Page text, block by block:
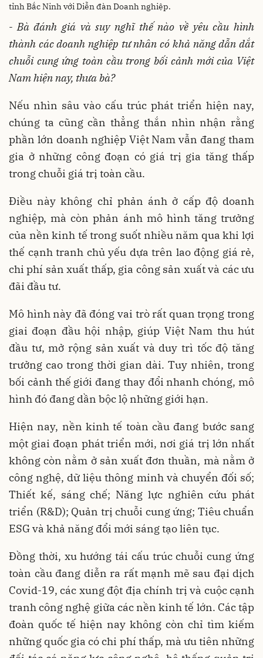
tỉnh Bắc Ninh với Diễn đàn Doanh nghiệp.
- Bàđánh giá vàsuy nghĩ thế nào về yêu cầu hình
thành các doanh nghiệp tư nhân có khả năng dẫn dắt
chuỗi cung ứng toàn cầu trong bối cảnh mới của Việt
Nam hiện nay, thưa bà?
Nếu nhìn sâu vào cấu trúc phát triển hiện nay,
chúng ta cũng cần thẳng thắn nhìn nhận rằng
phần lớn doanh nghiệp Việt Nam vẫn đang tham
gia ở những công đoạn có giá trị gia tăng thấp
trong chuỗi giá trị toàn cầu.
Điều này không chỉ phản ánh ở cấp độ doanh
nghiệp, mà còn phản ánh mô hình tăng trưởng
của nền kinh tế trong suốt nhiều năm qua khi lợi
thế cạnh tranh chủ yếu dựa trên lao động giá rẻ,
chi phí sản xuất thấp, gia công sản xuất và các ưu
đãi đầu tư.
Mô hình này đã đóng vai trò rất quan trọng trong
giai đoạn đầu hội nhập, giúp Việt Nam thu hút
đầu tư, mở rộng sản xuất và duy trì tốc độ tăng
trưởng cao trong thời gian dài. Tuy nhiên, trong
bối cảnh thế giới đang thay đổi nhanh chóng, mô
hình đó đang dần bộc lộ những giới hạn.
Hiện nay, nền kinh tế toàn cầu đang bước sang
một giai đoạn phát triển mới, nơi giá trị lớn nhất
không còn nằm ở sản xuất đơn thuần, mà nằm ở
công nghệ, dữ liệu thông minh và chuyển đối số;
Thiết kế, sáng chế; Năng lực nghiên cứu phát
triển (R&D); Quản trị chuỗi cung ứng; Tiêu chuẩn
ESG và khả năng đổi mới sáng tạo liên tục.
Đồng thời, xu hướng tái cấu trúc chuỗi cung ứng
toàn cầu đang diễn ra rất mạnh mẽ sau đại dịch
Covid-19, các xung đột địa chính trị và cuộc cạnh
tranh công nghệ giữa các nền kinh tế lớn. Các tập
đoàn quốc tế hiện nay không còn chỉ tìm kiếm
những quốc gia có chi phí thấp, mà ưu tiên những